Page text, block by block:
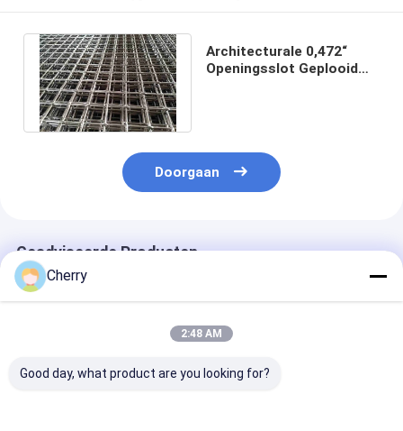
Architecturale 0,472“
Openingsslot Geplooid
Doorgaan
Geadviseerde Producten
Cherry
2:48 AM
Good day, what product are you looking for?